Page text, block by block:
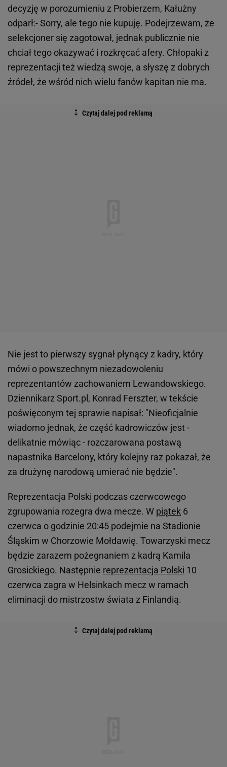
decyzję w porozumieniu z Probierzem, Kałużny
odparł:- Sorry, ale tego nie kupuję. Podejrzewam, że
selekcjoner się zagotował, jednak publicznie nie
chciał tego okazywać i rozkręcać afery. Chłopaki z
reprezentacji też wiedzą swoje, a słyszę z dobrych
źródeł, że wśród nich wielu fanów kapitan nie ma.
Nie jest to pierwszy sygnał płynący z kadry, który
mówi o powszechnym niezadowoleniu
reprezentantów zachowaniem Lewandowskiego.
Dziennikarz Sport.pl, Konrad Ferszter, w tekście
poświęconym tej sprawie napisał: "Nieoficjalnie
wiadomo jednak, że część kadrowiczów jest -
delikatnie mówiąc - rozczarowana postawą
napastnika Barcelony, który kolejny raz pokazał, że
za drużynę narodową umierać nie będzie".
Reprezentacja Polski podczas czerwcowego
zgrupowania rozegra dwa mecze. W piątek 6
czerwca o godzinie 20:45 podejmie na Stadionie
Śląskim w Chorzowie Mołdawię. Towarzyski mecz
będzie zarazem pożegnaniem z kadrą Kamila
Grosickiego. Następnie reprezentacja Polski 10
czerwca zagra w Helsinkach mecz w ramach
eliminacji do mistrzostw świata z Finlandią.